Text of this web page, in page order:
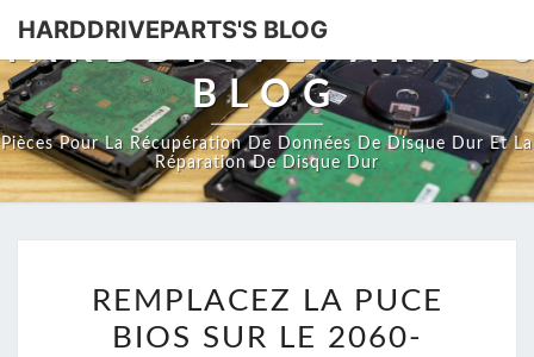
HARDDRIVEPARTS'S BLOG
BLOG
Pièces Pour La Récupération De Données De Disque Dur Et La
Réparation De Disque Dur
LA
PUCE
REMPLACEZ LA PUCE
BIOS SUR LE 2060-